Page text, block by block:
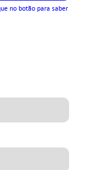
no botão para saber